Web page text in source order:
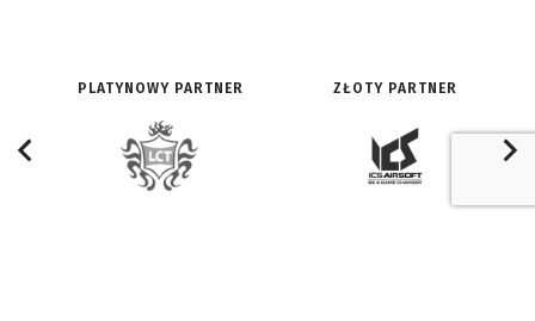
PLATYNOWY PARTNER ZŁOTY PARTNER